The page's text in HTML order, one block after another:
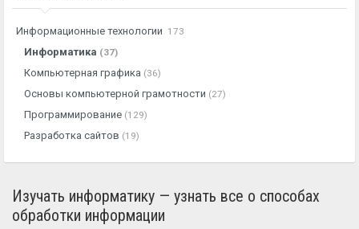
Информационные технологии 173
Информатика (37)
Компьютерная графика (36)
Основы компьютерной грамотности (27)
Программирование (129)
Разработка сайтов (19)
Изучать информатику — узнать все о способах
обработки информации